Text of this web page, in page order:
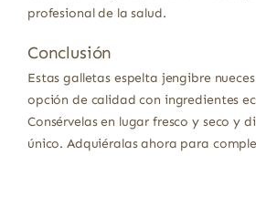
profesional de la salud.
Conclusión
Estas galletas espelta jengibre
opción de calidad con ingredientes
Consérvelas en lugar fresco y seco y
único. Adquiéralas ahora para